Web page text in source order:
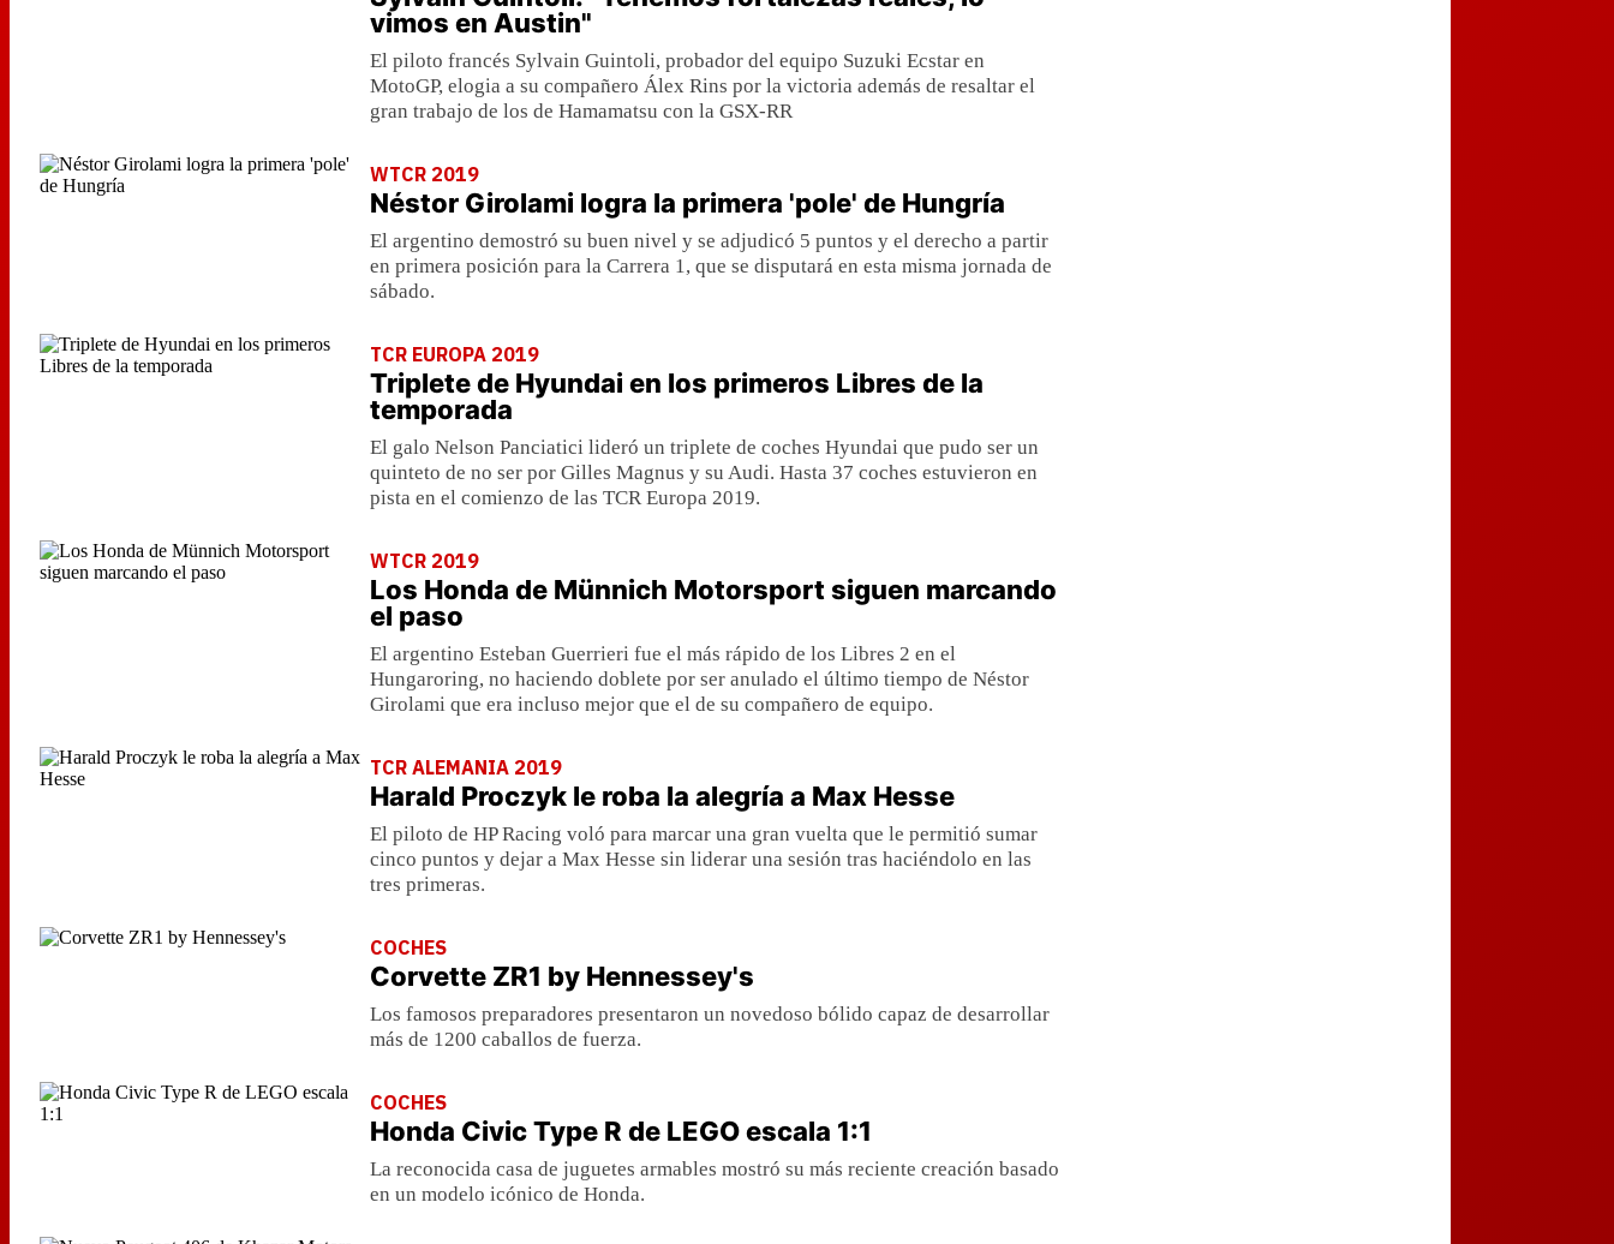
vimos en Austin"
El piloto francés Sylvain Guintoli, probador del equipo Suzuki Ecstar en
MotoGP, elogia a su compañero Álex Rins por la victoria además de resaltar el
gran trabajo de los de Hamamatsu con la GSX-RR
WTCR 2019
Néstor Girolami logra la primera 'pole' de Hungría
El argentino demostró su buen nivel y se adjudicó 5 puntos y el derecho a partir
en primera posición para la Carrera 1, que se disputará en esta misma jornada de
sábado.
TCR EUROPA 2019
Triplete de Hyundai en los primeros Libres de la
temporada
El galo Nelson Panciatici lideró un triplete de coches Hyundai que pudo ser un
quinteto de no ser por Gilles Magnus y su Audi. Hasta 37 coches estuvieron en
pista en el comienzo de las TCR Europa 2019.
WTCR 2019
Los Honda de Münnich Motorsport siguen marcando
el paso
El argentino Esteban Guerrieri fue el más rápido de los Libres 2 en el
Hungaroring, no haciendo doblete por ser anulado el último tiempo de Néstor
Girolami que era incluso mejor que el de su compañero de equipo.
TCR ALEMANIA 2019
Harald Proczyk le roba la alegría a Max Hesse
El piloto de HP Racing voló para marcar una gran vuelta que le permitió sumar
cinco puntos y dejar a Max Hesse sin liderar una sesión tras haciéndolo en las
tres primeras.
COCHES
Corvette ZR1 by Hennessey's
Los famosos preparadores presentaron un novedoso bólido capaz de desarrollar
más de 1200 caballos de fuerza.
COCHES
Honda Civic Type R de LEGO escala 1:1
La reconocida casa de juguetes armables mostró su más reciente creación basado
en un modelo icónico de Honda.